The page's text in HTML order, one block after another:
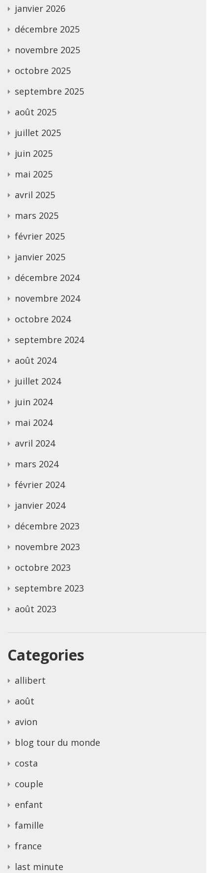
janvier 2026
décembre 2025
novembre 2025
octobre 2025
septembre 2025
août 2025
juillet 2025
juin 2025
mai 2025
avril 2025
mars 2025
février 2025
janvier 2025
décembre 2024
novembre 2024
octobre 2024
septembre 2024
août 2024
juillet 2024
juin 2024
mai 2024
avril 2024
mars 2024
février 2024
janvier 2024
décembre 2023
novembre 2023
octobre 2023
septembre 2023
août 2023
Categories
allibert
août
avion
blog tour du monde
costa
couple
enfant
famille
france
last minute